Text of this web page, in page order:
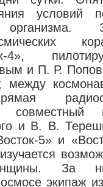
условий
и П. Р.
между
и В. В.
5» и
За
экипаж